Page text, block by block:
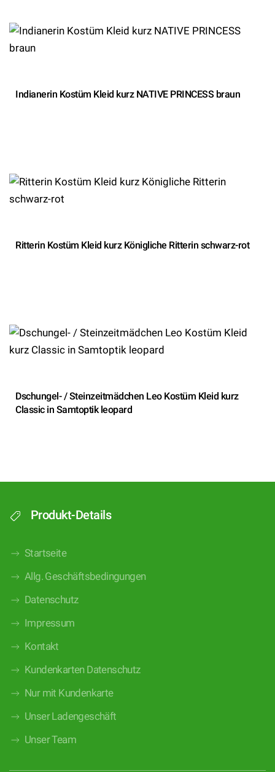
Indianerin Kostüm Kleid kurz NATIVE PRINCESS braun
Ritterin Kostüm Kleid kurz Königliche Ritterin schwarz-rot
Dschungel- / Steinzeitmädchen Leo Kostüm Kleid kurz
Classic in Samtoptik leopard
Produkt-Details
Startseite
Allg. Geschäftsbedingungen
Datenschutz
Impressum
Kontakt
Kundenkarten Datenschutz
Nur mit Kundenkarte
Unser Ladengeschäft
Unser Team